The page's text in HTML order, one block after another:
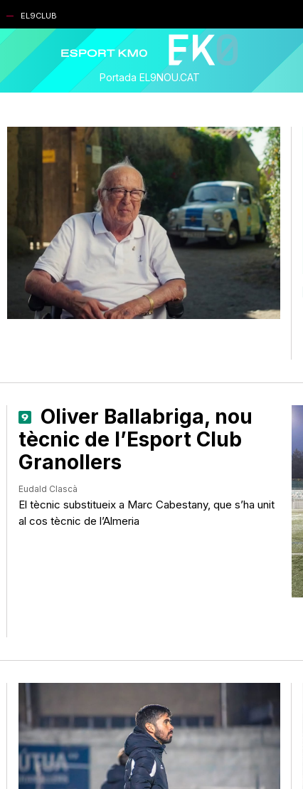
EL9CLUB
Portada EL9NOU.CAT
Oliver Ballabriga, nou
tècnic de l’Esport Club
Granollers
Eudald Clascà
El tècnic substitueix a Marc Cabestany, que s’ha unit
al cos tècnic de l’Almeria